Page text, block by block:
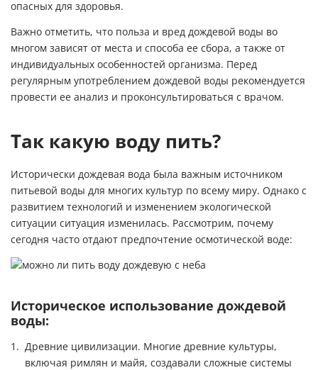
опасных для здоровья.
Важно отметить, что польза и вред дождевой воды во
многом зависят от места и способа ее сбора, а также от
индивидуальных особенностей организма. Перед
регулярным употреблением дождевой воды рекомендуется
провести ее анализ и проконсультироваться с врачом.
Так какую воду пить?
Исторически дождевая вода была важным источником
питьевой воды для многих культур по всему миру. Однако с
развитием технологий и изменением экологической
ситуации ситуация изменилась. Рассмотрим, почему
сегодня часто отдают предпочтение осмотической воде:
Историческое использование дождевой
воды:
Древние цивилизации. Многие древние культуры,
включая римлян и майя, создавали сложные системы